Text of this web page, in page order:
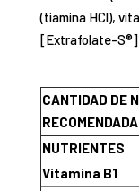
(tiamina HCl),
[Extrafolate-S®]
CANTIDAD DE
RECOMENDADA
NUTRIENTES
Vitamina B1